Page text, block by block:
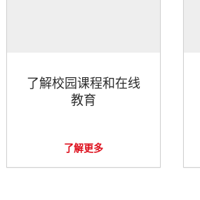
了解校园课程和在线
教育
了解更多